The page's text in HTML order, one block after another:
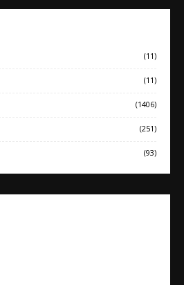
(11)
(11)
(1406)
(251)
(93)